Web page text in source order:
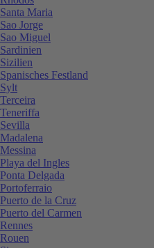
Santa Maria
Sao Jorge
Sao Miguel
Sardinien
Sizilien
Spanisches Festland
Sylt
Terceira
Teneriffa
Sevilla
Madalena
Messina
Playa del Ingles
Ponta Delgada
Portoferraio
Puerto de la Cruz
Puerto del Carmen
Rennes
Rouen